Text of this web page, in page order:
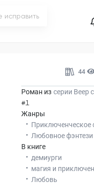
44
Роман из серии Веер
#1
Жанры
Приключенческое
Любовное фэнтези
В книге
демиурги
магия и
Любовь